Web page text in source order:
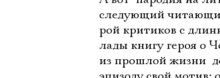
следующий
рой критиков с
лады книгу героя о
из прошлой жизни 